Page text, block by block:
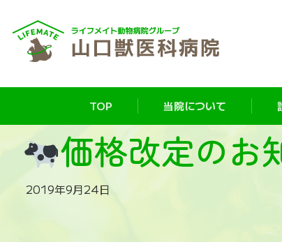
TOP 当院について
価格改定のお
2019年9月24日